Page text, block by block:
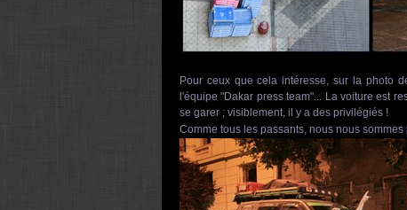
Pour ceux que cela intéresse, sur la photo
l'équipe "Dakar press team"... La voiture est
se garer ; visiblement, il y a des privilégiés !
Comme tous les passants, nous nous